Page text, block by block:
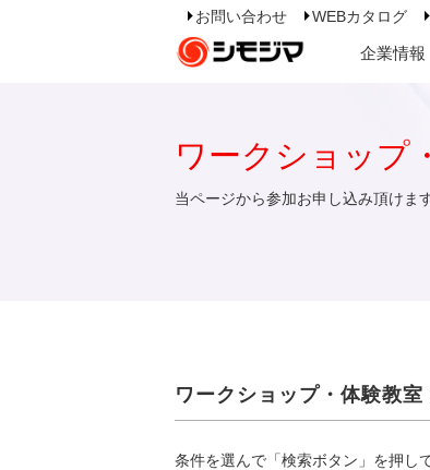
お問い合わせ WEBカタログ
企業情報
ワークショップ
当ページから参加お申し込み頂けます
ワークショップ・体験教室
条件を選んで「検索ボタン」を押し